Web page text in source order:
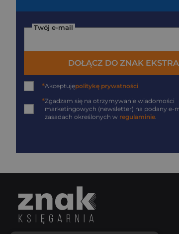
Twój e-mail
DOŁĄCZ DO ZNAK EKSTRA
*Akceptujępolitykę prywatności
*Zgadzam się na otrzymywanie wiadomości
marketingowych (newsletter) na podany e-
zasadach określonych w regulaminie.